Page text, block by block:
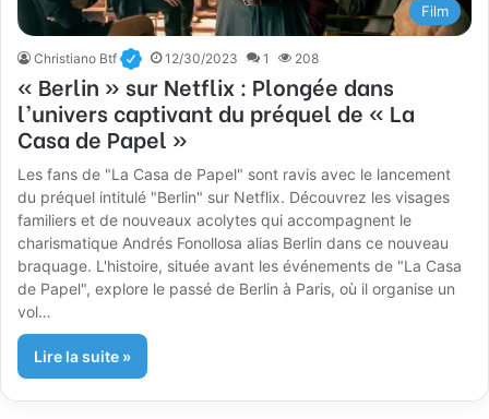
Film
Christiano Btf 12/30/2023 1 208
« Berlin » sur Netflix : Plongée dans
l’univers captivant du préquel de « La
Casa de Papel »
Les fans de "La Casa de Papel" sont ravis avec le lancement
du préquel intitulé "Berlin" sur Netflix. Découvrez les visages
familiers et de nouveaux acolytes qui accompagnent le
charismatique Andrés Fonollosa alias Berlin dans ce nouveau
braquage. L'histoire, située avant les événements de "La Casa
de Papel", explore le passé de Berlin à Paris, où il organise un
vol…
Lire la suite »